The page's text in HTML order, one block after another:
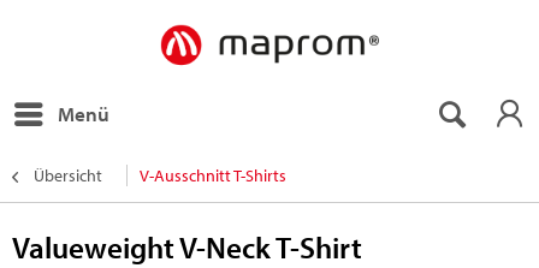
Menü
Übersicht V-Ausschnitt T-Shirts
Valueweight V-Neck T-Shirt